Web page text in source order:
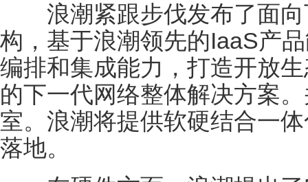
浪潮紧跟步伐发布了面向
构，基于浪潮领先的IaaS产
编排和集成能力，打造开放
的下一代网络整体解决方案
室。浪潮将提供软硬结合一
落地。